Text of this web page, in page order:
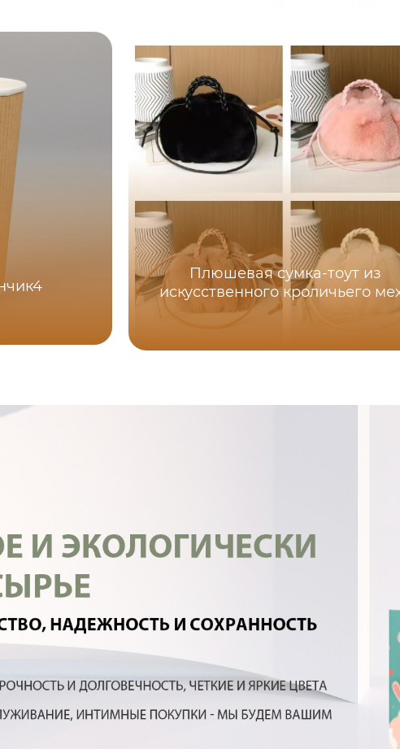
Плюшевая сумка-тоут из
искусственного кроличьего